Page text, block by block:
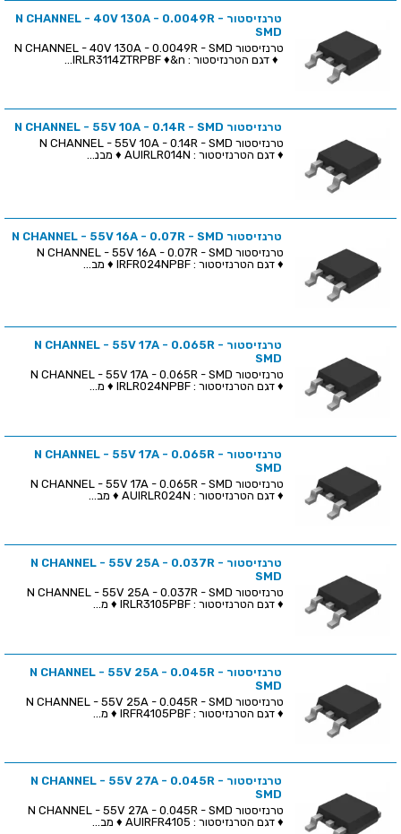
טרנזיסטור N CHANNEL - 40V 130A - 0.0049R -
SMD
טרנזיסטור N CHANNEL - 40V 130A - 0.0049R - SMD
♦ דגם הטרנזיסטור : IRLR3114ZTRPBF ♦&n...
טרנזיסטור N CHANNEL - 55V 10A - 0.14R - SMD
♦ דגם הטרנזיסטור : AUIRLR014N ♦ מבנ...
טרנזיסטור N CHANNEL - 55V 16A - 0.07R - SMD
♦ דגם הטרנזיסטור : IRFR024NPBF ♦ מב...
טרנזיסטור N CHANNEL - 55V 17A - 0.065R -
SMD
♦ דגם הטרנזיסטור : IRLR024NPBF ♦ מ...
טרנזיסטור N CHANNEL - 55V 17A - 0.065R -
SMD
♦ דגם הטרנזיסטור : AUIRLR024N ♦ מב...
טרנזיסטור N CHANNEL - 55V 25A - 0.037R -
SMD
♦ דגם הטרנזיסטור : IRLR3105PBF ♦ מ...
טרנזיסטור N CHANNEL - 55V 25A - 0.045R -
SMD
♦ דגם הטרנזיסטור : IRFR4105PBF ♦ מ...
טרנזיסטור N CHANNEL - 55V 27A - 0.045R -
SMD
♦ דגם הטרנזיסטור : AUIRFR4105 ♦ מב...